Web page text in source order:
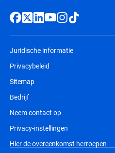
Juridische informatie
Privacybeleid
Sitemap
Bedrijf
Neem contact op
Privacy-instellingen
Hier de overeenkomst herroepen